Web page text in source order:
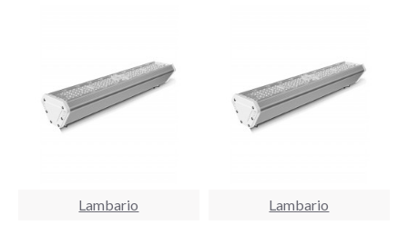
Lambario
Lambario